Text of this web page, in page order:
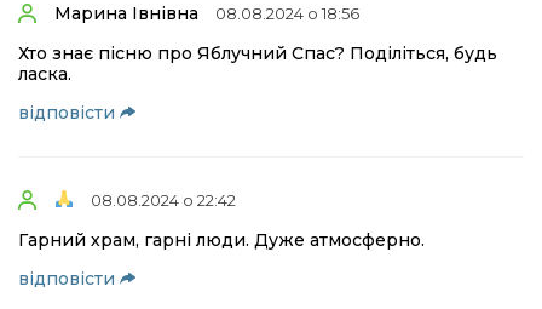
Марина Івнівна 08.08.2024 о 18:56
Хто знає пісню про Яблучний Спас? Поділіться, будь
ласка.
відповіcти
08.08.2024 о 22:42
Гарний храм, гарні люди. Дуже атмосферно.
відповіcти